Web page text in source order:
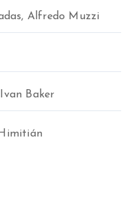
Alfredo Muzzi
Baker